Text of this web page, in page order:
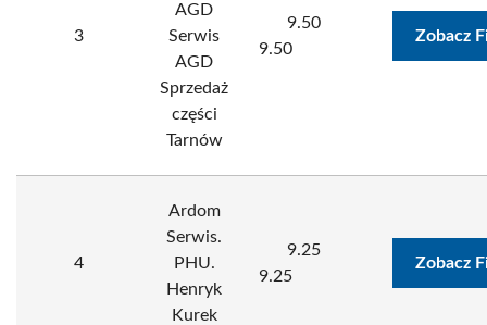
3
AGD
Serwis
AGD
Sprzedaż
części
Tarnów
9.50
9.50
Zobacz
4
Ardom
Serwis.
PHU.
Henryk
Kurek
9.25
9.25
Zobacz